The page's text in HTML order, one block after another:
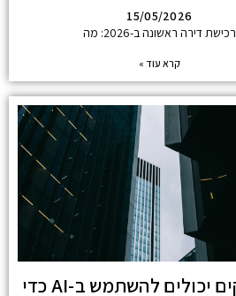
15/05/2026
רכישת דירה ראשונה ב-2026: מה
קרא עוד »
איך עסקים יכולים להשתמש ב-AI כדי